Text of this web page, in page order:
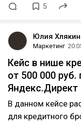
5
Юлия
Маркетинг
Кейс в нише
от 500 000 руб.
Яндекс.Директ
В данном кейсе
для кредитного